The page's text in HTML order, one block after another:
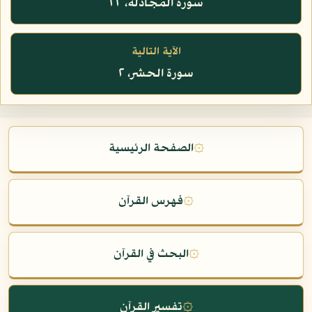
سورة المجادلة، ٢٢
الآية التالية
سورة الحشر، ٢
۞الصفحة الرئيسية
۞فهرس القرآن
۞البحث في القرآن
۞تفسير القرآن